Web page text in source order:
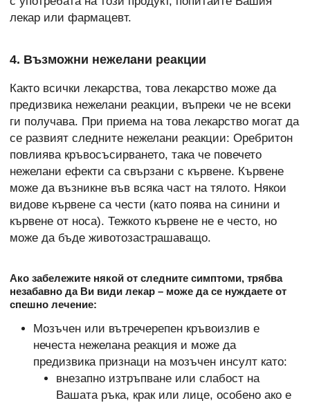
лекар или фармацевт.
4. Възможни нежелани реакции
Както всички лекарства, това лекарство може да
предизвика нежелани реакции, въпреки че не всеки
ги получава. При приема на това лекарство могат да
се развият следните нежелани реакции: Оребритон
повлиява кръвосъсирването, така че повечето
нежелани ефекти са свързани с кървене. Кървене
може да възникне във всяка част на тялото. Някои
видове кървене са чести (като поява на синини и
кървене от носа). Тежкото кървене не е често, но
може да бъде животозастрашаващо.
Ако забележите някой от следните симптоми, трябва
незабавно да Ви види лекар – може да се нуждаете от
спешно лечение:
Мозъчен или вътречерепен кръвоизлив е
нечеста нежелана реакция и може да
предизвика признаци на мозъчен инсулт като:
внезапно изтръпване или слабост на
Вашата ръка, крак или лице, особено ако е